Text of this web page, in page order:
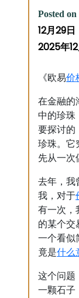
Posted on
12月29日
2025年
《欧易价
在金融的
中的珍珠
要探讨的
珍珠。它
先从一次
去年，我
我，对于
有一次，
的某个交
一个看似
竟是什么
这个问题
一颗石子